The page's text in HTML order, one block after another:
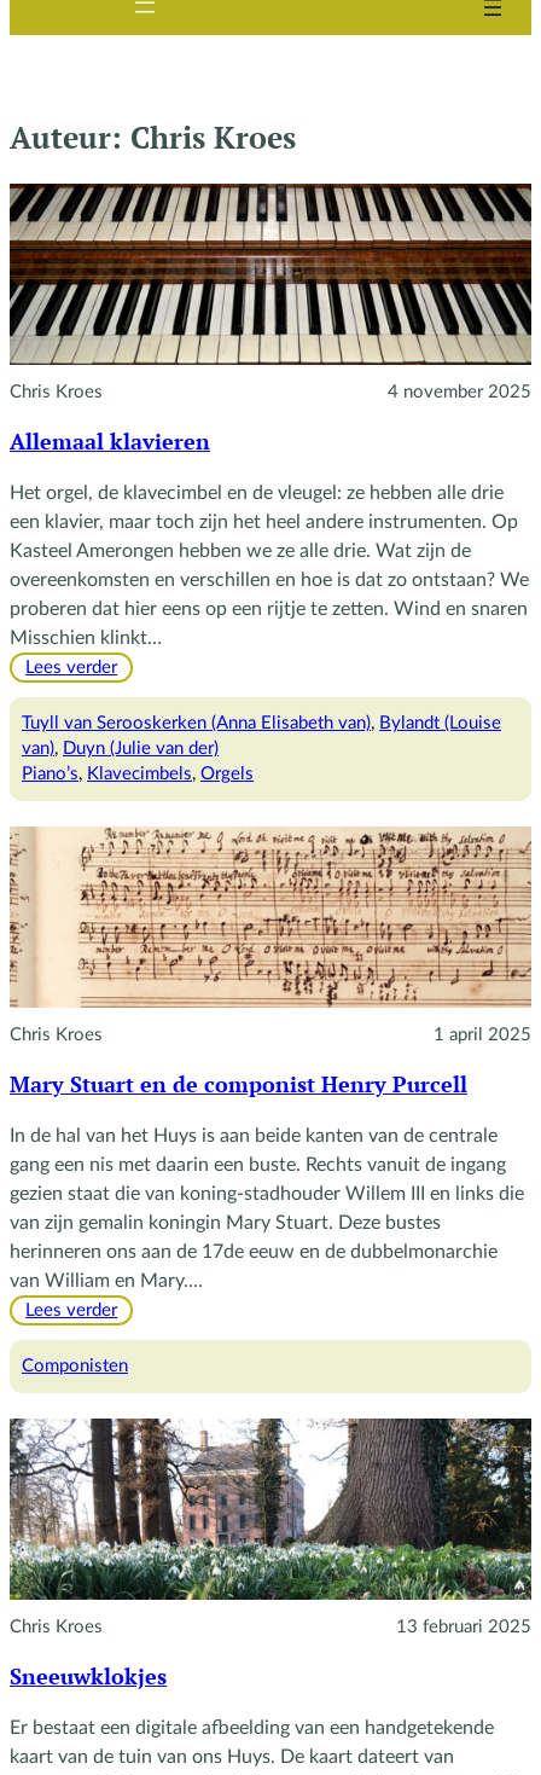
Auteur: Chris Kroes
Chris Kroes 4 november 2025
Allemaal klavieren
Het orgel, de klavecimbel en de vleugel: ze hebben alle drie
een klavier, maar toch zijn het heel andere instrumenten. Op
Kasteel Amerongen hebben we ze alle drie. Wat zijn de
overeenkomsten en verschillen en hoe is dat zo ontstaan? We
proberen dat hier eens op een rijtje te zetten. Wind en snaren
Misschien klinkt…
Lees verder:
klavieren
Tuyll van Serooskerken (Anna Elisabeth van), Bylandt (Louise
van), Duyn (Julie van der)
Piano’s, Klavecimbels, Orgels
Chris Kroes 1 april 2025
Mary Stuart en de componist Henry Purcell
In de hal van het Huys is aan beide kanten van de centrale
gang een nis met daarin een buste. Rechts vanuit de ingang
gezien staat die van koning-stadhouder Willem III en links die
van zijn gemalin koningin Mary Stuart. Deze bustes
herinneren ons aan de 17de eeuw en de dubbelmonarchie
van William en Mary.…
Lees verder:
Stuart
componist
Henry
Purcell
Componisten
Chris Kroes 13 februari 2025
Sneeuwklokjes
Er bestaat een digitale afbeelding van een handgetekende
kaart van de tuin van ons Huys. De kaart dateert van